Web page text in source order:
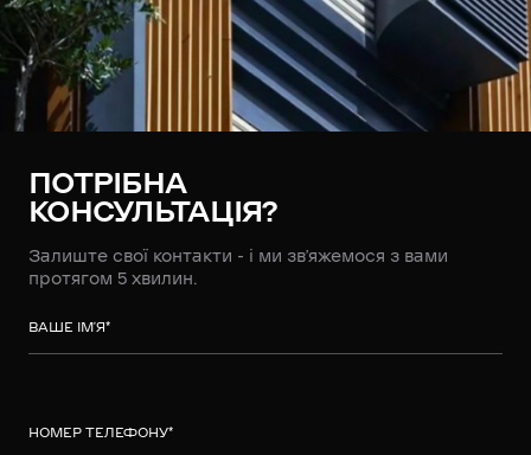
ПОТРІБНА
КОНСУЛЬТАЦІЯ?
Залиште свої контакти - і ми зв’яжемося з вами
протягом 5 хвилин.
ВАШЕ ІМ’Я*
НОМЕР ТЕЛЕФОНУ*